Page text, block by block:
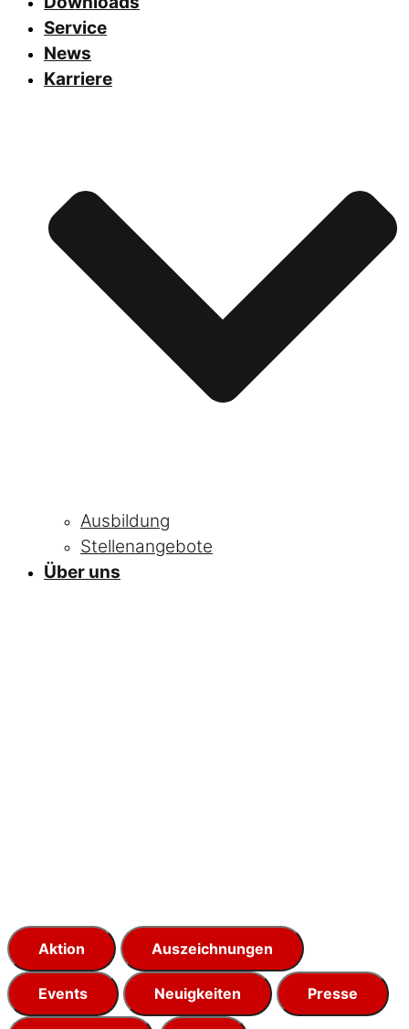
Service
News
Karriere
Ausbildung
Stellenangebote
Über uns
Aktion Auszeichnungen
Events Neuigkeiten Presse